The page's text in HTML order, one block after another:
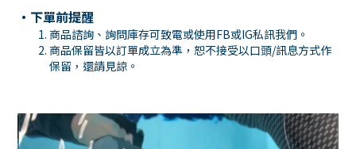
・下單前提醒
商品諮詢、詢問庫存可致電或使用FB或IG私訊我們。
商品保留皆以訂單成立為準，恕不接受以口頭/訊息方式作
保留，還請見諒。